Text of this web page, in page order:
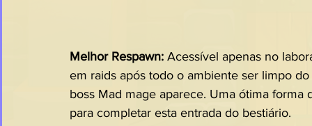
Melhor Respawn: Acessível apenas no
em raids após todo o ambiente ser limpo
boss Mad mage aparece. Uma ótima
para completar esta entrada do bestiário.